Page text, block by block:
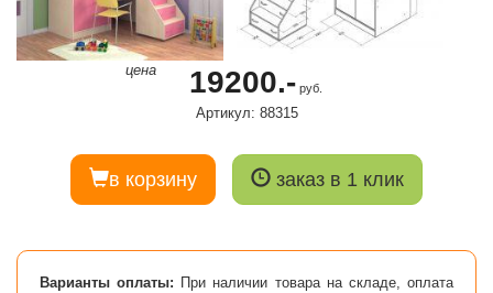
цена 19200.-руб.
Артикул: 88315
в корзину заказ в 1 клик
Варианты оплаты: При наличии товара на складе, оплата